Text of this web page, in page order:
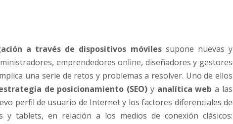
a través de dispositivos móvilessupone nuevas y
emprendedores online, diseñadores y gestores
una serie de retos y problemas a resolver. Uno de ellos
de posicionamiento (SEO) y analítica web a las
perfil de usuario de Internet y los factores diferenciales de
y tablets, en relación a los medios de conexión clásicos: